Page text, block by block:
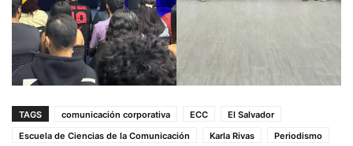
TAGS comunicación corporativa ECC
El Salvador
Escuela de Ciencias de la Comunicación
Karla Rivas
Periodismo